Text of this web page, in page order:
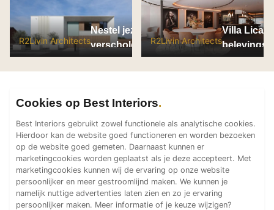
Wandafwerking
Beton Ciré
Behang / Wandtextiel
Schilderwerk
Stucwerk
Spuitwerk
Technologie
Audio/Video
Thuisbioscoop
R2Livin Architects
Nestel jezelf in luxe,
verscholen achter
marmeren luifels
R2Livin Architects
Villa Licata
Cookies op Best Interiors
Best Interiors gebruikt zowel functionele als analytische cookies.
Hierdoor kan de website goed functioneren en worden bezoeken
op de website goed gemeten. Daarnaast kunnen er
marketingcookies worden geplaatst als je deze accepteert. Met
marketingcookies kunnen wij de ervaring op onze website
persoonlijker en meer gestroomlijnd maken. We kunnen je
namelijk nuttige advertenties laten zien en zo je ervaring
persoonlijker maken. Meer informatie of je keuze wijzigen?